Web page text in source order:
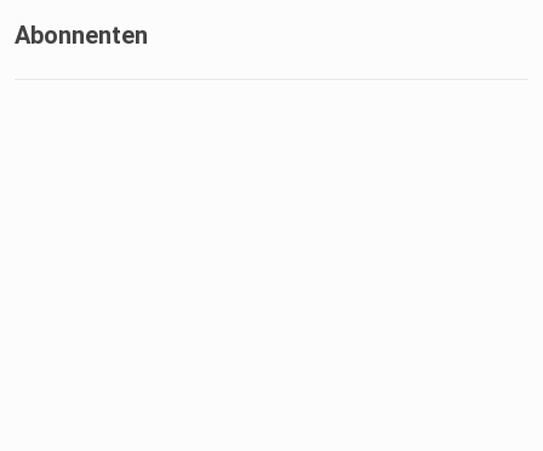
Abonnenten